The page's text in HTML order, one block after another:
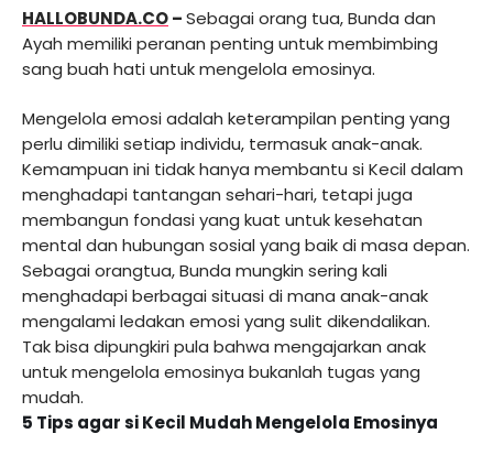
HALLOBUNDA.CO–Sebagai orang tua, Bunda dan
Ayah memiliki peranan penting untuk membimbing
sang buah hati untuk mengelola emosinya.
Mengelola emosi adalah keterampilan penting yang
perlu dimiliki setiap individu, termasuk anak-anak.
Kemampuan ini tidak hanya membantu si Kecil dalam
menghadapi tantangan sehari-hari, tetapi juga
membangun fondasi yang kuat untuk kesehatan
mental dan hubungan sosial yang baik di masa depan.
Sebagai orangtua, Bunda mungkin sering kali
menghadapi berbagai situasi di mana anak-anak
mengalami ledakan emosi yang sulit dikendalikan.
Tak bisa dipungkiri pula bahwa mengajarkan anak
untuk mengelola emosinya bukanlah tugas yang
mudah.
5 Tips agar si Kecil Mudah Mengelola Emosinya